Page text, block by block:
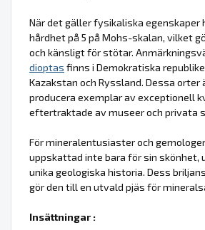
När det gäller fysikaliska egenskaper
hårdhet på 5 på Mohs-skalan, vilket
och känsligt för stötar.
dioptas finns i Demokratiska
Kazakstan och Ryssland. Dessa orter
producera exemplar av exceptionell
eftertraktade av museer och privata
För mineralentusiaster och
uppskattad inte bara för sin skönhet,
unika geologiska historia. Dess
gör den till en utvald pjäs för
Insättningar :